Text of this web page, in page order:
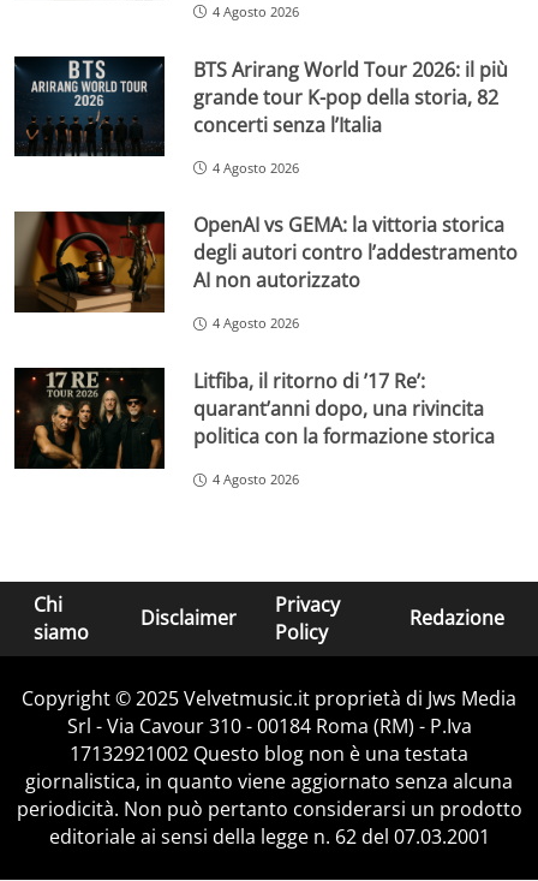
4 Agosto 2026
BTS Arirang World Tour 2026: il più
grande tour K-pop della storia, 82
concerti senza l’Italia
4 Agosto 2026
OpenAI vs GEMA: la vittoria storica
degli autori contro l’addestramento
AI non autorizzato
4 Agosto 2026
Litfiba, il ritorno di ’17 Re’:
quarant’anni dopo, una rivincita
politica con la formazione storica
4 Agosto 2026
Chi
siamo
Disclaimer
Privacy
Policy
Redazione
Copyright © 2025 Velvetmusic.it proprietà di Jws Media
Srl - Via Cavour 310 - 00184 Roma (RM) - P.Iva
17132921002 Questo blog non è una testata
giornalistica, in quanto viene aggiornato senza alcuna
periodicità. Non può pertanto considerarsi un prodotto
editoriale ai sensi della legge n. 62 del 07.03.2001